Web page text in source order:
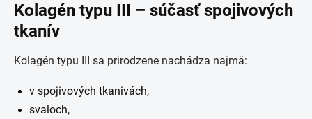
Kolagén typu III – súčasť spojivových
tkanív
Kolagén typu III sa prirodzene nachádza najmä:
v spojivových tkanivách,
svaloch,